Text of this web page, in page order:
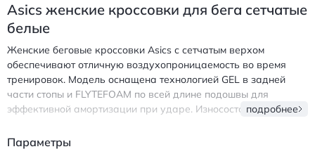
Asics женские кроссовки для бега сетчатые
белые
Женские беговые кроссовки Asics с сетчатым верхом
обеспечивают отличную воздухопроницаемость во время
тренировок. Модель оснащена технологией GEL в задней
части стопы и FLYTEFOAM по всей длине подошвы для
эффективной амортизации при ударе. Износостойкая
даже на сложных поверхностях. Низкий крой обеспечивает
свободу движений, а эргономичная форма идеально
подробнее
Параметры